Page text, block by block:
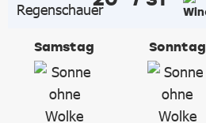
Samstag Sonntag